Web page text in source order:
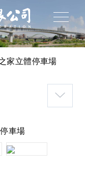
家立體停車場